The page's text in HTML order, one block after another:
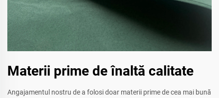
Materii prime de înaltă calitate
Angajamentul nostru de a folosi doar materii prime de cea mai bună